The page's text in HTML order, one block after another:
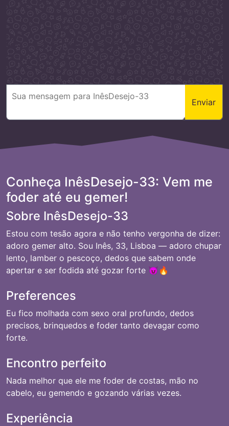
Enviar
Conheça InêsDesejo-33: Vem me
foder até eu gemer!
Sobre InêsDesejo-33
Estou com tesão agora e não tenho vergonha de dizer:
adoro gemer alto. Sou Inês, 33, Lisboa — adoro chupar
lento, lamber o pescoço, dedos que sabem onde
apertar e ser fodida até gozar forte 😈🔥
Preferences
Eu fico molhada com sexo oral profundo, dedos
precisos, brinquedos e foder tanto devagar como
forte.
Encontro perfeito
Nada melhor que ele me foder de costas, mão no
cabelo, eu gemendo e gozando várias vezes.
Experiência